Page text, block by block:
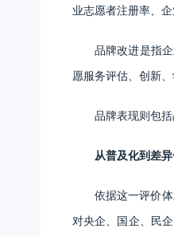
业志愿者注册率、
品牌改进是指
愿服务评估、创新
品牌表现则包
从普及化到差
依据这一评价
对央企、国企、民